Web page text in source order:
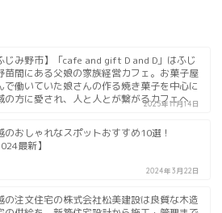
じみ野市】「cafe and gift D and D」はふじ
苗間にある父娘の家族経営カフェ。お菓子屋
で働いていた娘さんの作る焼き菓子を中心に
の方に愛され、人と人とが繋がるカフェへ
2025年11月14日
のおしゃれなスポットおすすめ10選！
最新】
2024年3月22日
の注文住宅の株式会社松美建設は良質な木造